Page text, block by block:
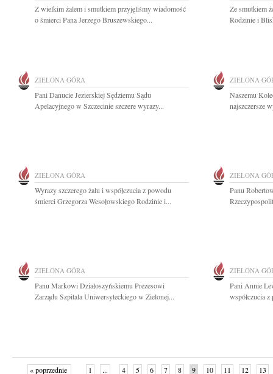
Z wielkim żalem i smutkiem przyjęliśmy wiadomość
o śmierci Pana Jerzego Bruszewskiego...
Ze smutkiem
Rodzinie i
ZIELONA GÓRA
Pani Danucie Jezierskiej Sędziemu Sądu
Apelacyjnego w Szczecinie szczere wyrazy...
ZIELONA
Naszemu
najszczersze
ZIELONA GÓRA
Wyrazy szczerego żalu i współczucia z powodu
śmierci Grzegorza Wesołowskiego Rodzinie i...
ZIELONA
Panu
ZIELONA GÓRA
Panu Markowi Działoszyńskiemu Prezesowi
Zarządu Szpitala Uniwersyteckiego w Zielonej...
ZIELONA
Pani Annie
współczucia
« poprzednie 1 ... 4 5 6 7 8 9 10 11 12 13